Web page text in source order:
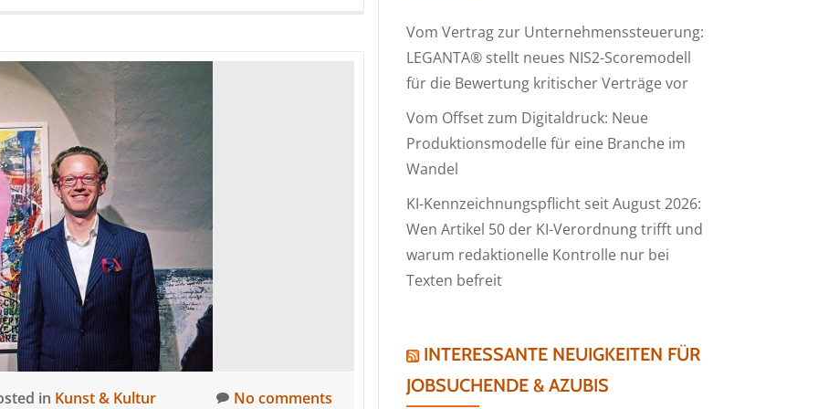
in Kunst & Kultur No comments
Vom Vertrag zur Unternehmenssteuerung:
LEGANTA® stellt neues NIS2-Scoremodell
für die Bewertung kritischer Verträge vor
Vom Offset zum Digitaldruck: Neue
Produktionsmodelle für eine Branche im
Wandel
KI-Kennzeichnungspflicht seit August 2026:
Wen Artikel 50 der KI-Verordnung trifft und
warum redaktionelle Kontrolle nur bei
Texten befreit
INTERESSANTE NEUIGKEITEN FÜR
JOBSUCHENDE & AZUBIS